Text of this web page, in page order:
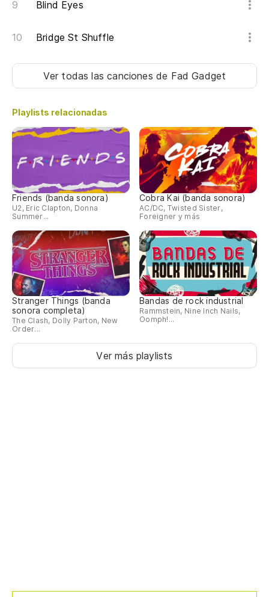
Blind Eyes
Bridge St Shuffle
Ver todas las canciones de Fad Gadget
Playlists relacionadas
Friends (banda sonora)
U2, Eric Clapton, Donna
Summer...
Cobra Kai (banda sonora)
AC/DC, Twisted Sister,
Foreigner y más
Stranger Things (banda
sonora completa)
The Clash, Dolly Parton, New
Order...
Bandas de rock industrial
Rammstein, Nine Inch Nails,
Oomph!...
Ver más playlists